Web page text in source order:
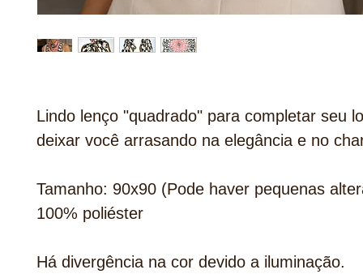
Lindo lenço "quadrado" para completar seu
deixar você arrasando na elegância e no
Tamanho: 90x90 (Pode haver pequenas
100% poliéster
Há divergência na cor devido a iluminação.